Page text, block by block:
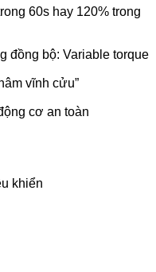
60s hay 120% trong
đồng bộ: Variable torque
vĩnh cửu”
cơ an toàn
khiển